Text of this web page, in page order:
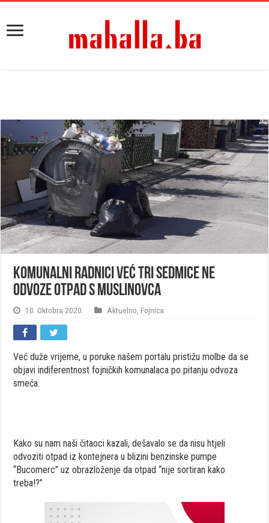
Komunalni radnici već tri sedmice ne
odvoze otpad s Muslinovca
10. Oktobra 2020. Aktuelno Fojnica
Već duže vrijeme, u poruke našem portalu pristižu molbe da se
objavi indiferentnost fojničkih komunalaca po pitanju odvoza
smeća.
Kako su nam naši čitaoci kazali, dešavalo se da nisu htjeli
odvoziti otpad iz kontejnera u blizini benzinske pumpe
“Bucomerc” uz obrazloženje da otpad “nije sortiran kako
treba!?”